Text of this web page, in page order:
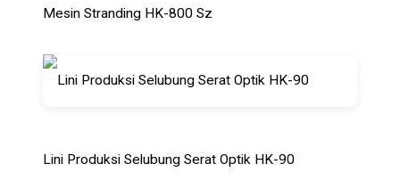
Mesin Stranding HK-800 Sz
Lini Produksi Selubung Serat Optik HK-90